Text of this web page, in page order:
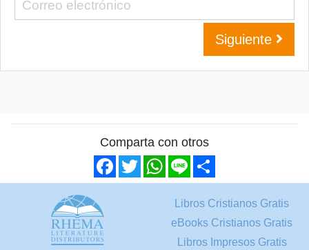
Siguiente
Comparta con otros
Facebook
TwitterWhatsApp
Line
Libros Cristianos Gratis
eBooks Cristianos Gratis
Libros Impresos Gratis